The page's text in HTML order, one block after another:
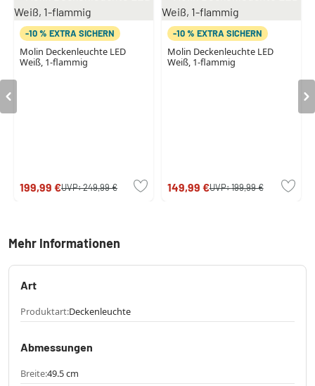
-10 % EXTRA SICHERN
Molin Deckenleuchte LED
Weiß, 1-flammig
199,99 €UVP:249,99 €
-10 % EXTRA SICHERN
Molin Deckenleuchte LED
Weiß, 1-flammig
149,99 €UVP:199,99 €
Mehr Informationen
Art
Produktart:Deckenleuchte
Abmessungen
Breite:49.5 cm